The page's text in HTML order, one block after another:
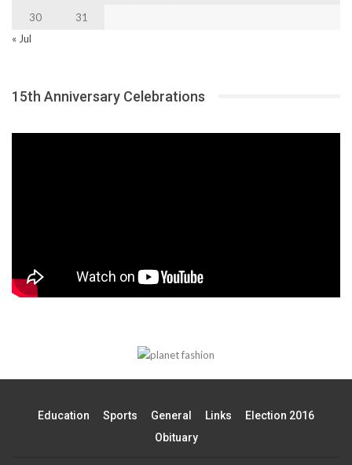
30
31
« Jul
15th Anniversary Celebrations
Education Sports General Links
Election 2016
Obituary